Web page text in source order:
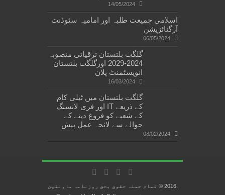
14/05/2024
اسلامی جمیعت طلبہ اور امامیہ سٹوڈنٹ
آرگنائزیشن
06/05/2024
گلگت بلتستان ترقیاتی منصوبہ
2024-2029 اورگلگت بلتستان
انویسٹمنٹ پلان
16/03/2024
گلگت بلتستان میں ٹیلی کام
کے ذریعے IT اور فری لانسنگ
کے شعبے کو فروغ دینے کے
حوالے سے لائحہ عمل پیش
08/02/2024
.2016 © تمام جملہ حقوق بحق روزنامہ ماونٹین